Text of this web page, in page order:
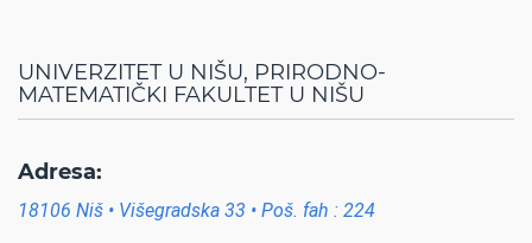
UNIVERZITET U NIŠU, PRIRODNO-
MATEMATIČKI FAKULTET U NIŠU
Adresa:
18106 Niš • Višegradska 33 • Poš. fah : 224